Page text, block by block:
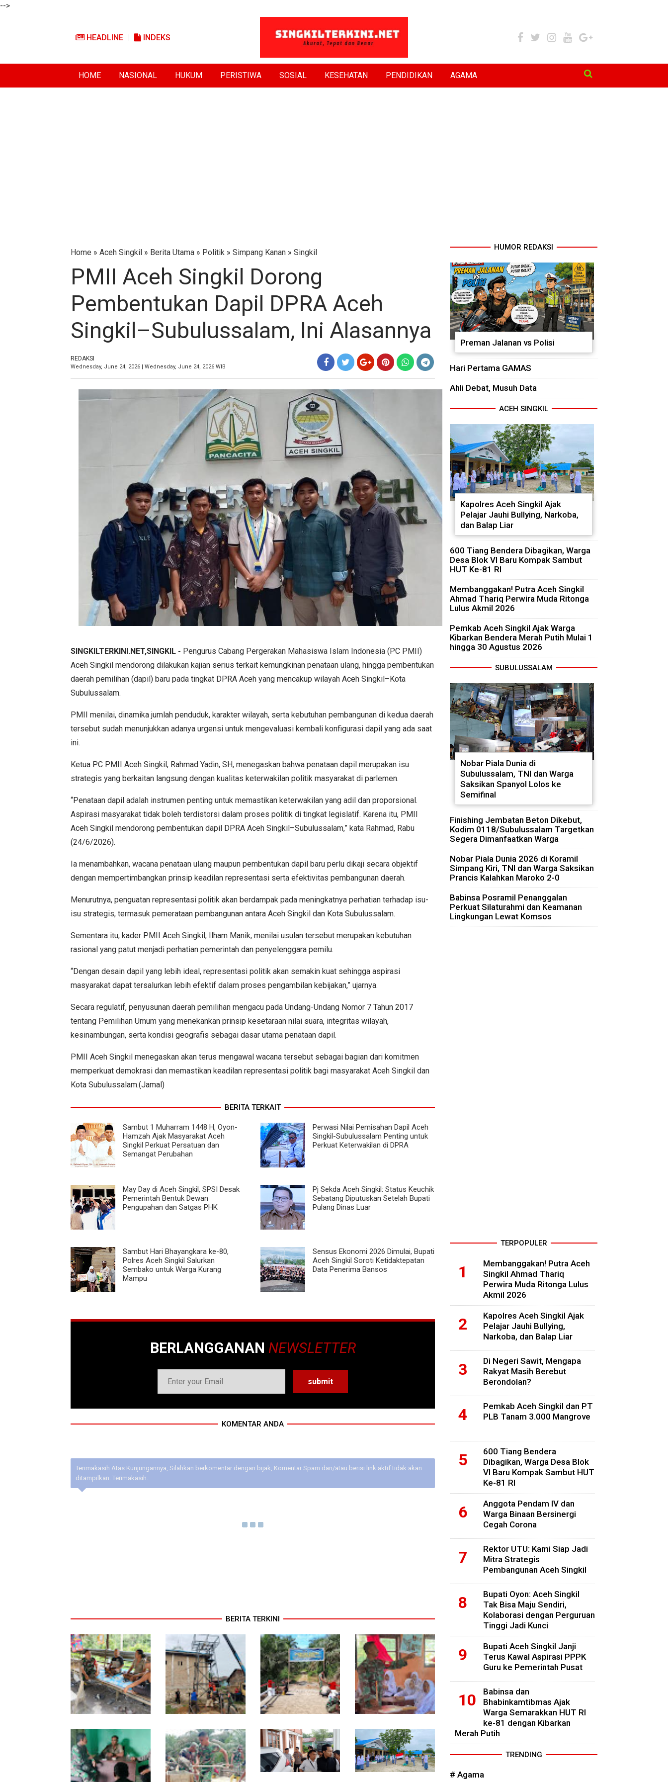
-->
HEADLINE INDEKS
HOME NASIONAL HUKUM PERISTIWA SOSIAL KESEHATAN PENDIDIKAN AGAMA
Home » Aceh Singkil » Berita Utama » Politik » Simpang Kanan » Singkil
PMII Aceh Singkil Dorong
Pembentukan Dapil DPRA Aceh
Singkil–Subulussalam, Ini Alasannya
REDAKSI
Wednesday, June 24, 2026 | Wednesday, June 24, 2026 WIB
SINGKILTERKINI.NET,SINGKIL - Pengurus Cabang Pergerakan Mahasiswa Islam Indonesia (PC PMII)
Aceh Singkil mendorong dilakukan kajian serius terkait kemungkinan penataan ulang, hingga pembentukan
daerah pemilihan (dapil) baru pada tingkat DPRA Aceh yang mencakup wilayah Aceh Singkil–Kota
Subulussalam.
PMII menilai, dinamika jumlah penduduk, karakter wilayah, serta kebutuhan pembangunan di kedua daerah
tersebut sudah menunjukkan adanya urgensi untuk mengevaluasi kembali konfigurasi dapil yang ada saat
ini.
Ketua PC PMII Aceh Singkil, Rahmad Yadin, SH, menegaskan bahwa penataan dapil merupakan isu
strategis yang berkaitan langsung dengan kualitas keterwakilan politik masyarakat di parlemen.
“Penataan dapil adalah instrumen penting untuk memastikan keterwakilan yang adil dan proporsional.
Aspirasi masyarakat tidak boleh terdistorsi dalam proses politik di tingkat legislatif. Karena itu, PMII
Aceh Singkil mendorong pembentukan dapil DPRA Aceh Singkil–Subulussalam,” kata Rahmad, Rabu
(24/6/2026).
Ia menambahkan, wacana penataan ulang maupun pembentukan dapil baru perlu dikaji secara objektif
dengan mempertimbangkan prinsip keadilan representasi serta efektivitas pembangunan daerah.
Menurutnya, penguatan representasi politik akan berdampak pada meningkatnya perhatian terhadap isu-
isu strategis, termasuk pemerataan pembangunan antara Aceh Singkil dan Kota Subulussalam.
Sementara itu, kader PMII Aceh Singkil, Ilham Manik, menilai usulan tersebut merupakan kebutuhan
rasional yang patut menjadi perhatian pemerintah dan penyelenggara pemilu.
“Dengan desain dapil yang lebih ideal, representasi politik akan semakin kuat sehingga aspirasi
masyarakat dapat tersalurkan lebih efektif dalam proses pengambilan kebijakan,” ujarnya.
Secara regulatif, penyusunan daerah pemilihan mengacu pada Undang-Undang Nomor 7 Tahun 2017
tentang Pemilihan Umum yang menekankan prinsip kesetaraan nilai suara, integritas wilayah,
kesinambungan, serta kondisi geografis sebagai dasar utama penataan dapil.
PMII Aceh Singkil menegaskan akan terus mengawal wacana tersebut sebagai bagian dari komitmen
memperkuat demokrasi dan memastikan keadilan representasi politik bagi masyarakat Aceh Singkil dan
Kota Subulussalam.(Jamal)
BERITA TERKAIT
Sambut 1 Muharram 1448 H, Oyon-
Hamzah Ajak Masyarakat Aceh
Singkil Perkuat Persatuan dan
Semangat Perubahan
Perwasi Nilai Pemisahan Dapil Aceh
Singkil-Subulussalam Penting untuk
Perkuat Keterwakilan di DPRA
May Day di Aceh Singkil, SPSI Desak
Pemerintah Bentuk Dewan
Pengupahan dan Satgas PHK
Pj Sekda Aceh Singkil: Status Keuchik
Sebatang Diputuskan Setelah Bupati
Pulang Dinas Luar
Sambut Hari Bhayangkara ke-80,
Polres Aceh Singkil Salurkan
Sembako untuk Warga Kurang
Mampu
Sensus Ekonomi 2026 Dimulai, Bupati
Aceh Singkil Soroti Ketidaktepatan
Data Penerima Bansos
BERLANGGANAN NEWSLETTER
KOMENTAR ANDA
Terimakasih Atas Kunjungannya, Silahkan berkomentar dengan bijak, Komentar Spam dan/atau berisi link aktif tidak akan
ditampilkan. Terimakasih.
BERITA TERKINI
Lewat Komsos di
Warung Kopi, Babinsa
Bangun Sinergi dan
Kekompakan Warga
Progres TNI AD
Manunggal Air Dikebut,
Babinsa dan Warga
Dirikan Tower Polytank
di Belegen Mulia
Kodim 0118 Tancap Gas
Rampungkan Finishing
Jembatan Garuda
Melalui Wasbang,
Babinsa Bentuk Karakter
dan Jiwa Patriotisme
Pelajar
HUMOR REDAKSI
Preman Jalanan vs Polisi
Hari Pertama GAMAS
Ahli Debat, Musuh Data
ACEH SINGKIL
Kapolres Aceh Singkil Ajak
Pelajar Jauhi Bullying, Narkoba,
dan Balap Liar
600 Tiang Bendera Dibagikan, Warga
Desa Blok VI Baru Kompak Sambut
HUT Ke-81 RI
Membanggakan! Putra Aceh Singkil
Ahmad Thariq Perwira Muda Ritonga
Lulus Akmil 2026
Pemkab Aceh Singkil Ajak Warga
Kibarkan Bendera Merah Putih Mulai 1
hingga 30 Agustus 2026
SUBULUSSALAM
Nobar Piala Dunia di
Subulussalam, TNI dan Warga
Saksikan Spanyol Lolos ke
Semifinal
Finishing Jembatan Beton Dikebut,
Kodim 0118/Subulussalam Targetkan
Segera Dimanfaatkan Warga
Nobar Piala Dunia 2026 di Koramil
Simpang Kiri, TNI dan Warga Saksikan
Prancis Kalahkan Maroko 2-0
Babinsa Posramil Penanggalan
Perkuat Silaturahmi dan Keamanan
Lingkungan Lewat Komsos
TERPOPULER
Membanggakan! Putra Aceh
Singkil Ahmad Thariq
Perwira Muda Ritonga Lulus
Akmil 2026
Kapolres Aceh Singkil Ajak
Pelajar Jauhi Bullying,
Narkoba, dan Balap Liar
Di Negeri Sawit, Mengapa
Rakyat Masih Berebut
Berondolan?
Pemkab Aceh Singkil dan PT
PLB Tanam 3.000 Mangrove
600 Tiang Bendera
Dibagikan, Warga Desa Blok
VI Baru Kompak Sambut HUT
Ke-81 RI
Anggota Pendam IV dan
Warga Binaan Bersinergi
Cegah Corona
Rektor UTU: Kami Siap Jadi
Mitra Strategis
Pembangunan Aceh Singkil
Bupati Oyon: Aceh Singkil
Tak Bisa Maju Sendiri,
Kolaborasi dengan Perguruan
Tinggi Jadi Kunci
Bupati Aceh Singkil Janji
Terus Kawal Aspirasi PPPK
Guru ke Pemerintah Pusat
Babinsa dan
Bhabinkamtibmas Ajak
Warga Semarakkan HUT RI
ke-81 dengan Kibarkan
Merah Putih
TRENDING
# Agama